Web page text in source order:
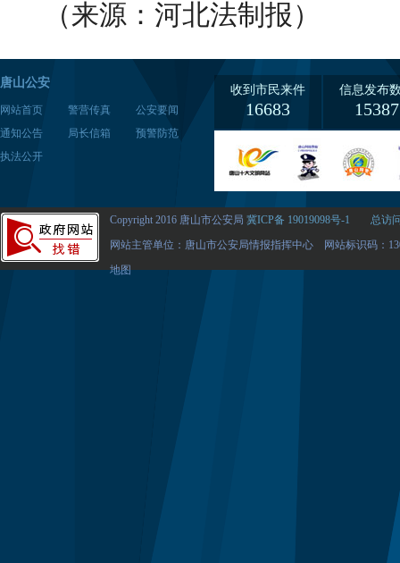
（来源：河北法制报）
唐山公安
网站首页 警营传真
公安要闻
通知公告
局长信箱
预警防范
执法公开
收到市民来件
16683
信息发布
15387
Copyright 2016 唐山市公安局 冀ICP备 19019098号-1
总访
网站主管单位：唐山市公安局情报指挥中心 网站标识码：
地图